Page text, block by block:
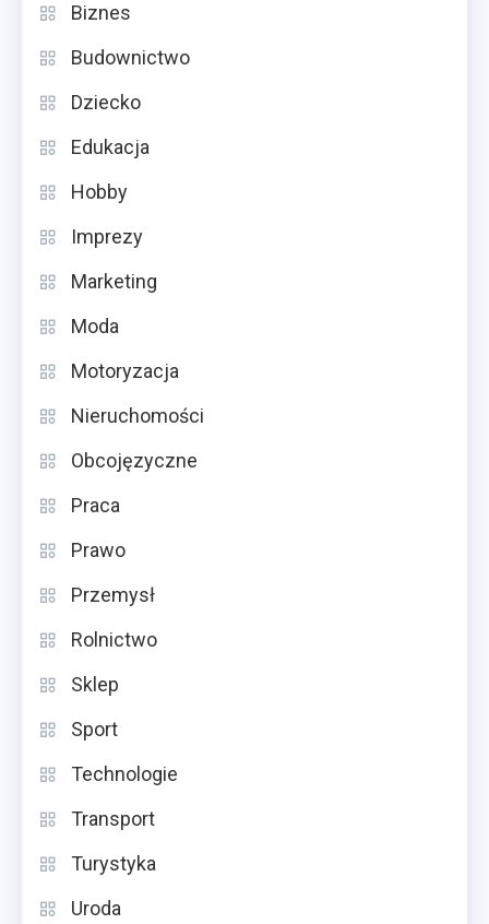
Biznes
Budownictwo
Dziecko
Edukacja
Hobby
Imprezy
Marketing
Moda
Motoryzacja
Nieruchomości
Obcojęzyczne
Praca
Prawo
Przemysł
Rolnictwo
Sklep
Sport
Technologie
Transport
Turystyka
Uroda